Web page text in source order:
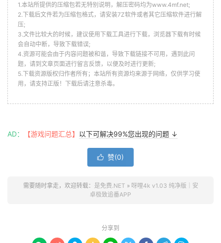
1.本站所提供的压缩包若无特别说明，解压密码均为www.4mf.net;
2.下载后文件若为压缩包格式，请安装7Z软件或者其它压缩软件进行解
压;
3.文件比较大的时候，建议使用下载工具进行下载，浏览器下载有时候
会自动中断，导致下载错误;
4.资源可能会由于内容问题被和谐，导致下载链接不可用，遇到此问
题，请到文章页面进行留言反馈，以便及时进行更新;
5.下载资源版权归作者所有；本站所有资源均来源于网络，仅供学习使
用，请支持正版！下载后请注意杀毒。
AD： 【游戏问题汇总】 以下可解决99%您出现的问题 ↓
 赞(0)
需要随时拿走，欢迎转载： 是免费.NET » 呀哩4k v1.03 纯净版｜安
卓极致追番APP
分享到